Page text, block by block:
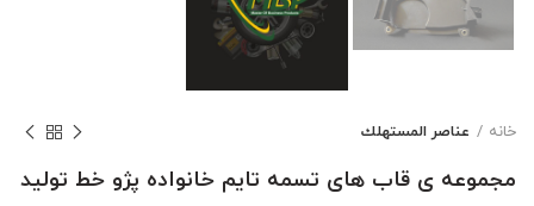
خانه عناصر المستهلك
مجموعه ی قاب های تسمه تایم خانواده پژو خط تولید